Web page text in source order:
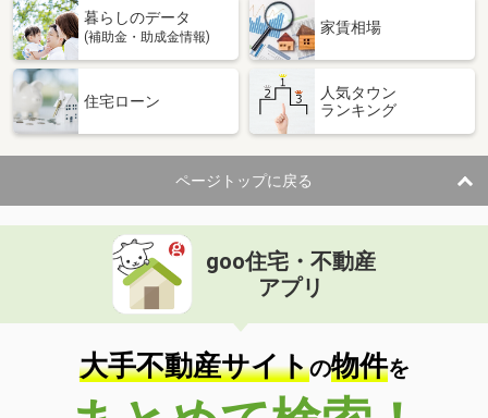
専有面積
間取り
1K
京都府京都市右京区西院西貝川町
価 格
9.22万円
住 所
京都府京都市右京区西院西貝川町
専有面積 32.72m²
京都府京都市西京区松尾木ノ曽町
価 格
住 所
京都府京都市西京区松尾木ノ曽町
間取り
1K
暮らしのデータ
(補助金・助成金情報)
家賃相場
住宅ローン
人気タウン
ランキング
ページトップに戻る
goo住宅・不動産
アプリ
大手不動産サイトの物件を